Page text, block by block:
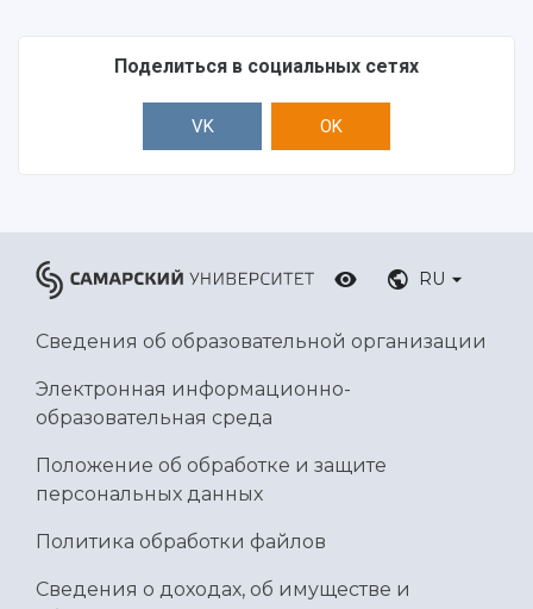
Поделиться в социальных сетях
VK OK
RU
Сведения об образовательной организации
Электронная информационно-
образовательная среда
Положение об обработке и защите
персональных данных
Политика обработки файлов
Сведения о доходах, об имуществе и